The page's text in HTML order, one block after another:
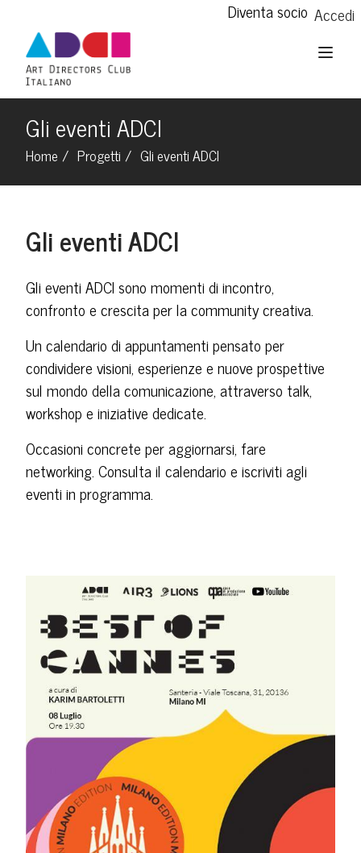
Diventa socio Accedi
Gli eventi ADCI
Home Progetti Gli eventi ADCI
Gli eventi ADCI
Gli eventi ADCI sono momenti di incontro,
confronto e crescita per la community creativa.
Un calendario di appuntamenti pensato per
condividere visioni, esperienze e nuove prospettive
sul mondo della comunicazione, attraverso talk,
workshop e iniziative dedicate.
Occasioni concrete per aggiornarsi, fare
networking. Consulta il calendario e iscriviti agli
eventi in programma.